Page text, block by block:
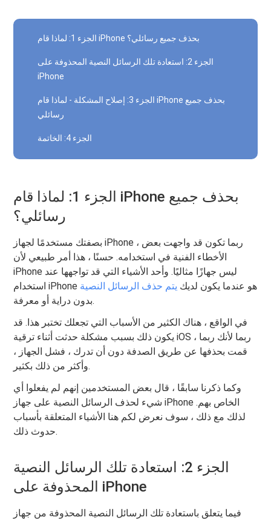
الجزء 1: لماذا قام iPhone بحذف جميع رسائلي؟
الجزء 2: استعادة تلك الرسائل النصية المحذوفة على
iPhone
الجزء 3: إصلاح المشكلة - لماذا قام iPhone بحذف جميع
رسائلي
الجزء 4: الخاتمة
الجزء 1: لماذا قام iPhone بحذف جميع
رسائلي؟
بصفتك مستخدمًا لجهاز iPhone ، ربما تكون قد واجهت بعض
الأخطاء الفنية في استخدامه. حسنًا ، هذا أمر طبيعي لأن
iPhone ليس جهازًا مثاليًا. وأحد الأشياء التي قد تواجهها عند
استخدام iPhone هو عندما يكون لديك يتم حذف الرسائل النصية
بدون دراية أو معرفة.
في الواقع ، هناك الكثير من الأسباب التي تجعلك تختبر هذا. قد
يكون ذلك بسبب مشكلة حدثت أثناء ترقية iOS ، ربما لأنك ربما
قمت بحذفها عن طريق الصدفة دون أن تدرك ، فشل الجهاز ،
وأكثر من ذلك بكثير.
وكما ذكرنا سابقًا ، قال بعض المستخدمين إنهم لم يفعلوا أي
شيء لحذف الرسائل النصية على جهاز iPhone الخاص بهم.
لذلك مع ذلك ، سوف نعرض لكم هنا الأشياء المتعلقة بأسباب
حدوث ذلك.
الجزء 2: استعادة تلك الرسائل النصية
المحذوفة على iPhone
فيما يتعلق باستعادة تلك الرسائل النصية المحذوفة من جهاز